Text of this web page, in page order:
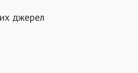
джерел